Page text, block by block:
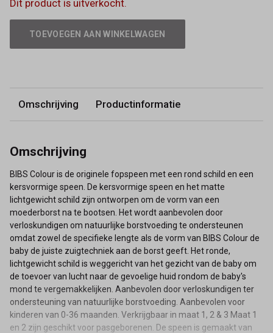
Dit product is uitverkocht.
TOEVOEGEN AAN WINKELWAGEN
Omschrijving Productinformatie
Omschrijving
BIBS Colour is de originele fopspeen met een rond schild en een
kersvormige speen. De kersvormige speen en het matte
lichtgewicht schild zijn ontworpen om de vorm van een
moederborst na te bootsen. Het wordt aanbevolen door
verloskundigen om natuurlijke borstvoeding te ondersteunen
omdat zowel de specifieke lengte als de vorm van BIBS Colour de
baby de juiste zuigtechniek aan de borst geeft. Het ronde,
lichtgewicht schild is weggericht van het gezicht van de baby om
de toevoer van lucht naar de gevoelige huid rondom de baby's
mond te vergemakkelijken. Aanbevolen door verloskundigen ter
ondersteuning van natuurlijke borstvoeding. Aanbevolen voor
kinderen van 0-36 maanden. Verkrijgbaar in maat 1, 2 & 3 Maat 1
en 2 zijn geschikt voor pasgeborenen. De speen is gemaakt van